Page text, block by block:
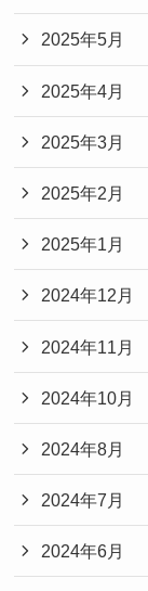
2025年5月
2025年4月
2025年3月
2025年2月
2025年1月
2024年12月
2024年11月
2024年10月
2024年8月
2024年7月
2024年6月